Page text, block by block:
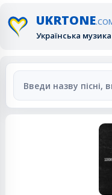
UKRTONE
Українська музика